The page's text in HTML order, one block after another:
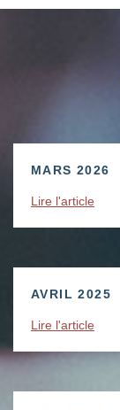
MARS 2026
Lire l'article
AVRIL 2025
Lire l'article